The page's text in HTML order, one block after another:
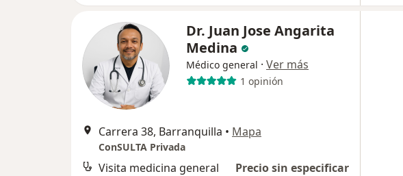
Dr. Juan Jose Angarita
Medina
Médico general · Ver más
1 opinión
Carrera 38, Barranquilla • Mapa
ConSULTA Privada
Visita medicina general Precio sin especificar